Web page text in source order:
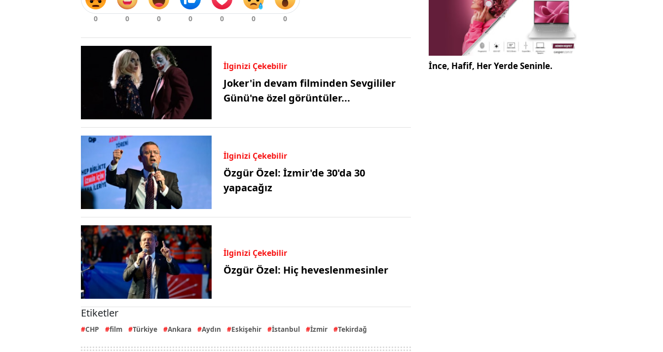
İlginizi Çekebilir
Joker'in devam filminden Sevgililer
Günü'ne özel görüntüler...
İlginizi Çekebilir
Özgür Özel: İzmir'de 30'da 30
yapacağız
İlginizi Çekebilir
Özgür Özel: Hiç heveslenmesinler
Etiketler
CHP film Türkiye Ankara Aydın Eskişehir İstanbul İzmir Tekirdağ
İnce, Hafif, Her Yerde Seninle.